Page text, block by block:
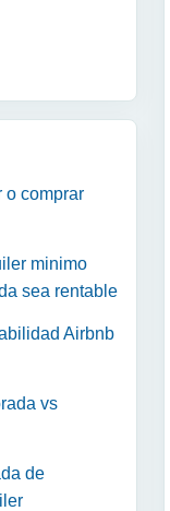
o comprar
minimo
sea rentable
Airbnb
vs
de